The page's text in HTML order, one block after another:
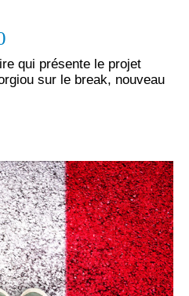
qui présente le projet
sur le break, nouveau